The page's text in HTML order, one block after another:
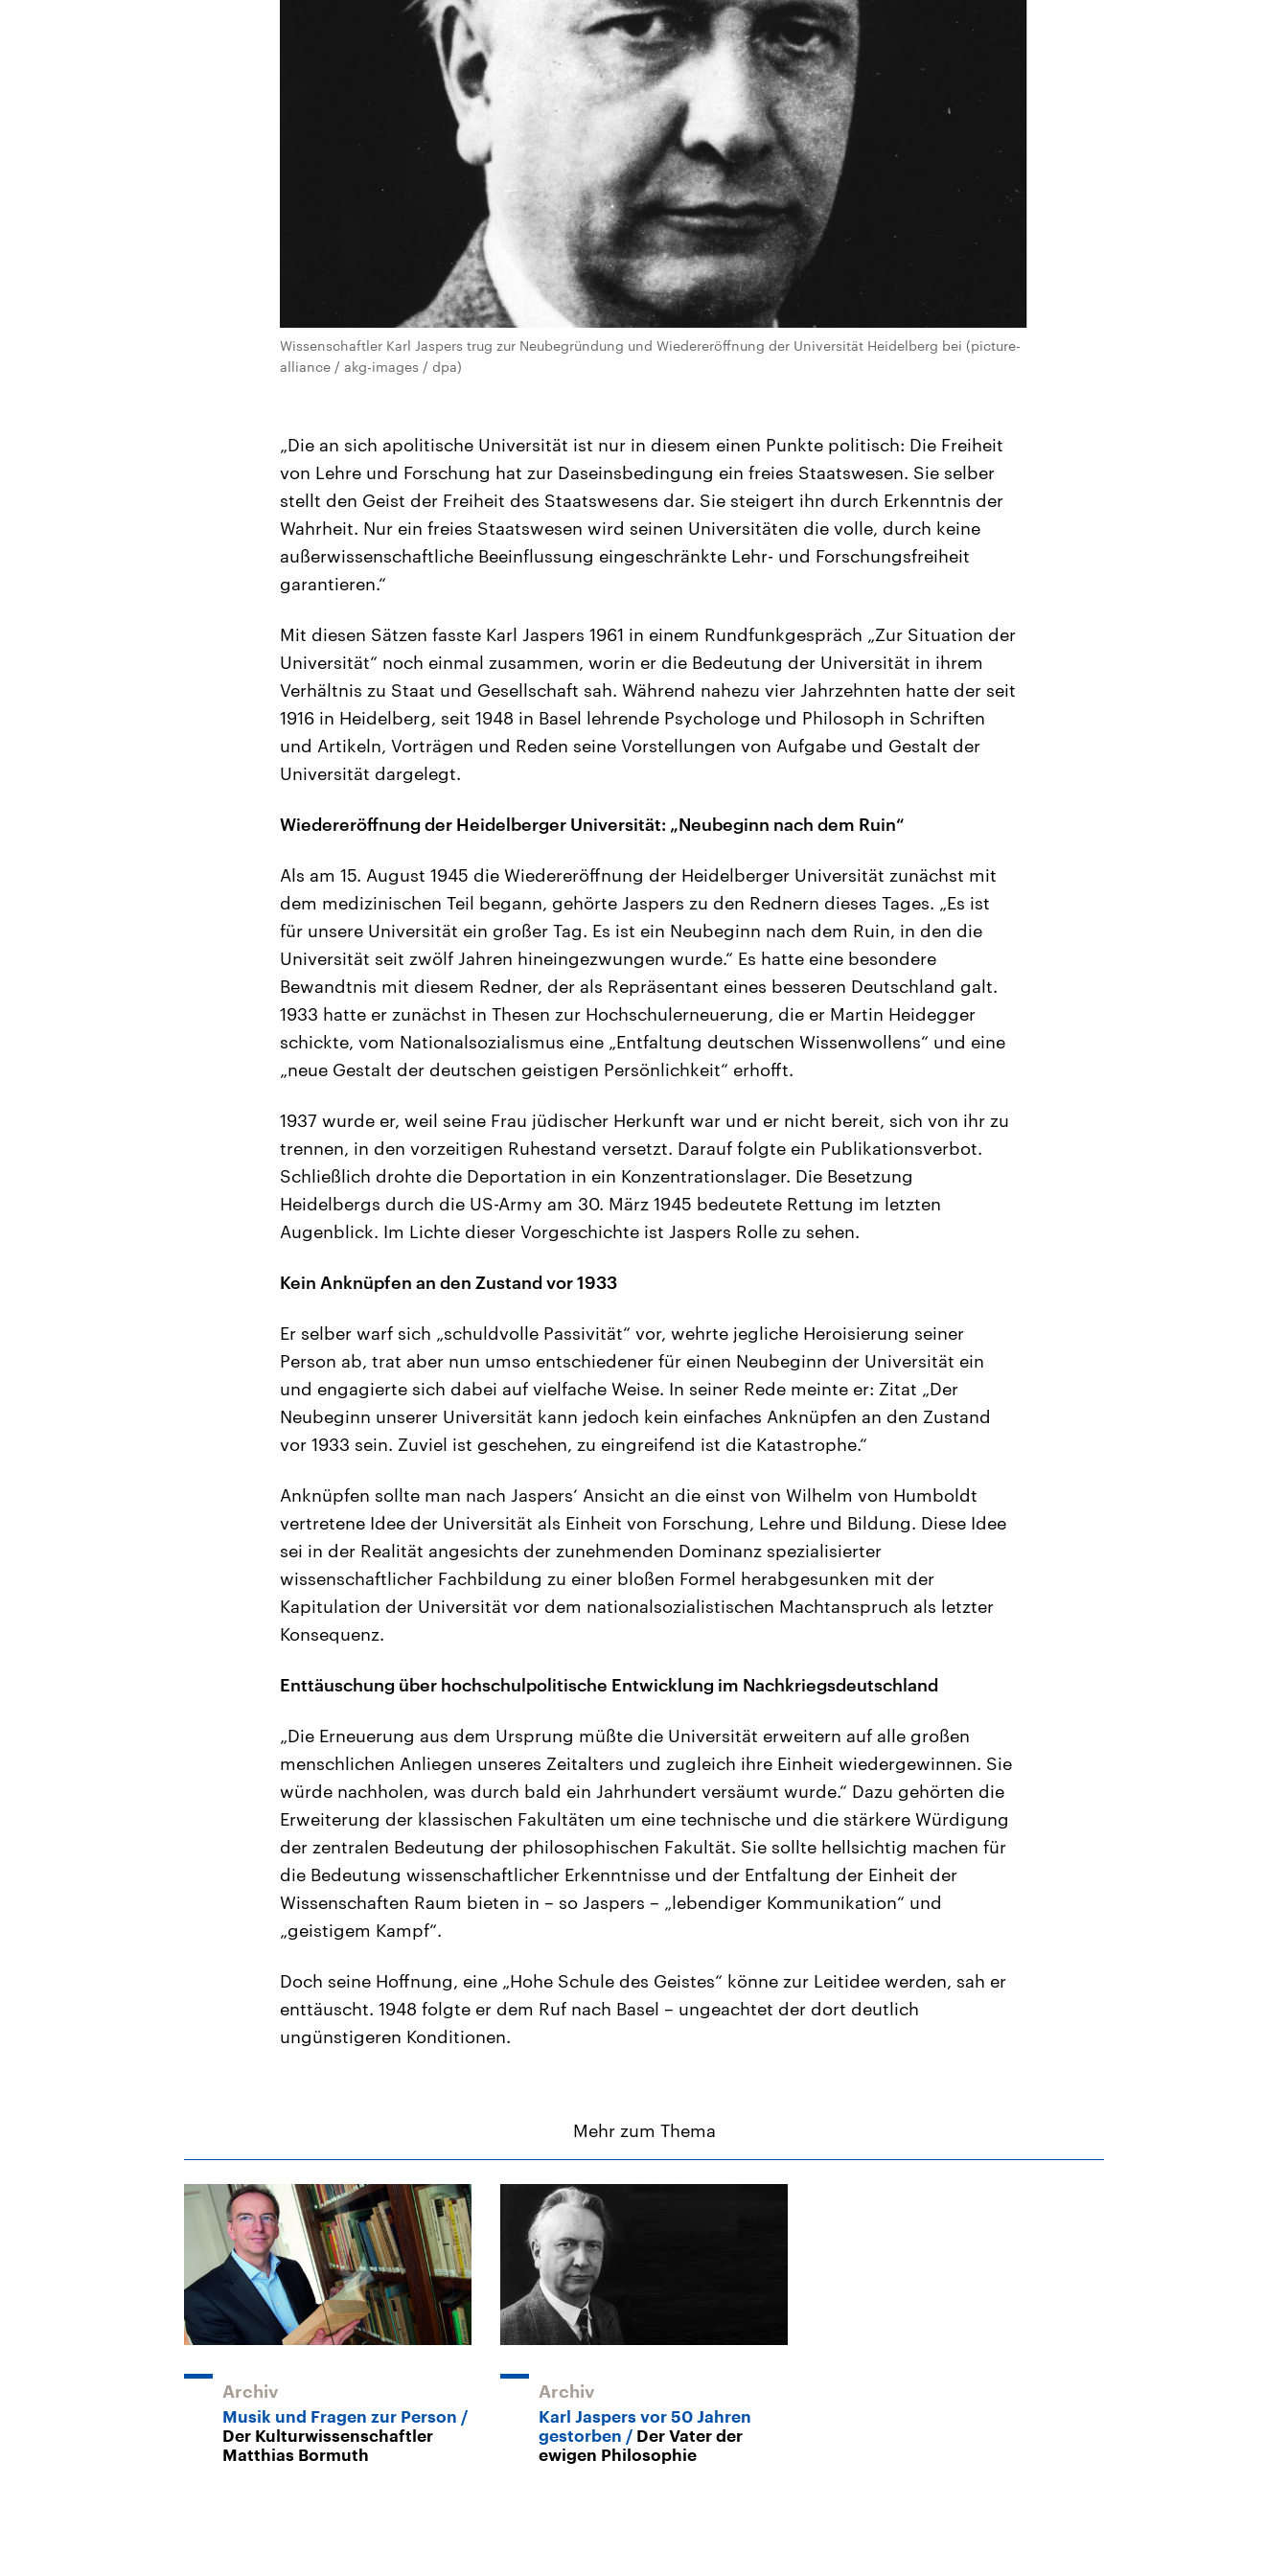
Wissenschaftler Karl Jaspers trug zur Neubegründung und Wiedereröffnung der Universität Heidelberg bei (picture-
alliance / akg-images / dpa)
„Die an sich apolitische Universität ist nur in diesem einen Punkte politisch: Die Freiheit
von Lehre und Forschung hat zur Daseinsbedingung ein freies Staatswesen. Sie selber
stellt den Geist der Freiheit des Staatswesens dar. Sie steigert ihn durch Erkenntnis der
Wahrheit. Nur ein freies Staatswesen wird seinen Universitäten die volle, durch keine
außerwissenschaftliche Beeinflussung eingeschränkte Lehr- und Forschungsfreiheit
garantieren.“
Mit diesen Sätzen fasste Karl Jaspers 1961 in einem Rundfunkgespräch „Zur Situation der
Universität“ noch einmal zusammen, worin er die Bedeutung der Universität in ihrem
Verhältnis zu Staat und Gesellschaft sah. Während nahezu vier Jahrzehnten hatte der seit
1916 in Heidelberg, seit 1948 in Basel lehrende Psychologe und Philosoph in Schriften
und Artikeln, Vorträgen und Reden seine Vorstellungen von Aufgabe und Gestalt der
Universität dargelegt.
Wiedereröffnung der Heidelberger Universität: „Neubeginn nach dem Ruin“
Als am 15. August 1945 die Wiedereröffnung der Heidelberger Universität zunächst mit
dem medizinischen Teil begann, gehörte Jaspers zu den Rednern dieses Tages. „Es ist
für unsere Universität ein großer Tag. Es ist ein Neubeginn nach dem Ruin, in den die
Universität seit zwölf Jahren hineingezwungen wurde.“ Es hatte eine besondere
Bewandtnis mit diesem Redner, der als Repräsentant eines besseren Deutschland galt.
1933 hatte er zunächst in Thesen zur Hochschulerneuerung, die er Martin Heidegger
schickte, vom Nationalsozialismus eine „Entfaltung deutschen Wissenwollens“ und eine
„neue Gestalt der deutschen geistigen Persönlichkeit“ erhofft.
1937 wurde er, weil seine Frau jüdischer Herkunft war und er nicht bereit, sich von ihr zu
trennen, in den vorzeitigen Ruhestand versetzt. Darauf folgte ein Publikationsverbot.
Schließlich drohte die Deportation in ein Konzentrationslager. Die Besetzung
Heidelbergs durch die US-Army am 30. März 1945 bedeutete Rettung im letzten
Augenblick. Im Lichte dieser Vorgeschichte ist Jaspers Rolle zu sehen.
Kein Anknüpfen an den Zustand vor 1933
Er selber warf sich „schuldvolle Passivität“ vor, wehrte jegliche Heroisierung seiner
Person ab, trat aber nun umso entschiedener für einen Neubeginn der Universität ein
und engagierte sich dabei auf vielfache Weise. In seiner Rede meinte er: Zitat „Der
Neubeginn unserer Universität kann jedoch kein einfaches Anknüpfen an den Zustand
vor 1933 sein. Zuviel ist geschehen, zu eingreifend ist die Katastrophe.“
Anknüpfen sollte man nach Jaspers‘ Ansicht an die einst von Wilhelm von Humboldt
vertretene Idee der Universität als Einheit von Forschung, Lehre und Bildung. Diese Idee
sei in der Realität angesichts der zunehmenden Dominanz spezialisierter
wissenschaftlicher Fachbildung zu einer bloßen Formel herabgesunken mit der
Kapitulation der Universität vor dem nationalsozialistischen Machtanspruch als letzter
Konsequenz.
Enttäuschung über hochschulpolitische Entwicklung im Nachkriegsdeutschland
„Die Erneuerung aus dem Ursprung müßte die Universität erweitern auf alle großen
menschlichen Anliegen unseres Zeitalters und zugleich ihre Einheit wiedergewinnen. Sie
würde nachholen, was durch bald ein Jahrhundert versäumt wurde.“ Dazu gehörten die
Erweiterung der klassischen Fakultäten um eine technische und die stärkere Würdigung
der zentralen Bedeutung der philosophischen Fakultät. Sie sollte hellsichtig machen für
die Bedeutung wissenschaftlicher Erkenntnisse und der Entfaltung der Einheit der
Wissenschaften Raum bieten in – so Jaspers – „lebendiger Kommunikation“ und
„geistigem Kampf“.
Doch seine Hoffnung, eine „Hohe Schule des Geistes“ könne zur Leitidee werden, sah er
enttäuscht. 1948 folgte er dem Ruf nach Basel – ungeachtet der dort deutlich
ungünstigeren Konditionen.
Mehr zum Thema
Archiv
Musik und Fragen zur Person
Der Kulturwissenschaftler
Matthias Bormuth
Archiv
Karl Jaspers vor 50 Jahren
gestorben
Der Vater der
ewigen Philosophie